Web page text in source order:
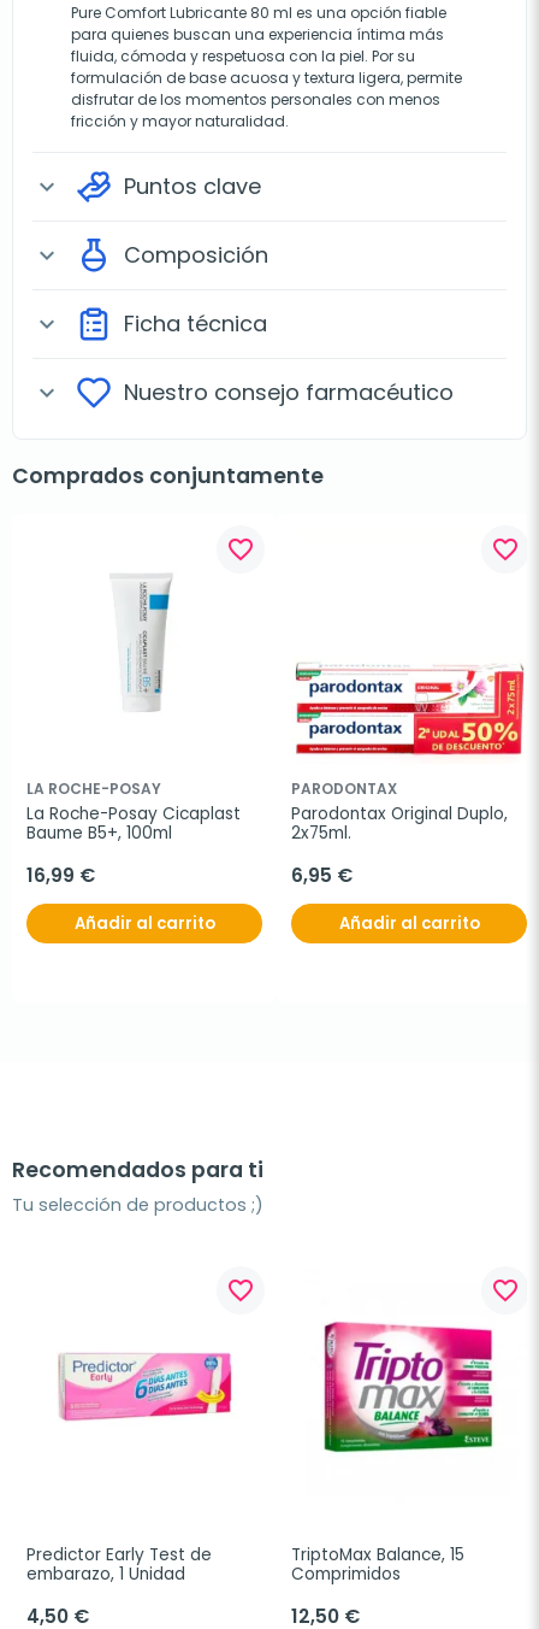
Pure Comfort Lubricante 80 ml es una opción fiable
para quienes buscan una experiencia íntima más
fluida, cómoda y respetuosa con la piel. Por su
formulación de base acuosa y textura ligera, permite
disfrutar de los momentos personales con menos
fricción y mayor naturalidad.
expand_more Puntos clave
expand_more Composición
expand_more Ficha técnica
expand_more Nuestro consejo farmacéutico
Comprados conjuntamente
favorite_border
LA ROCHE-POSAY
La Roche-Posay Cicaplast
Baume B5+, 100ml
16,99 €
Añadir al carrito
favorite_border
PARODONTAX
Parodontax Original Duplo,
2x75ml.
6,95 €
Añadir al carrito
Recomendados para ti
Tu selección de productos ;)
favorite_border
Predictor Early Test de
embarazo, 1 Unidad
4,50 €
favorite_border
TriptoMax Balance, 15
Comprimidos
12,50 €